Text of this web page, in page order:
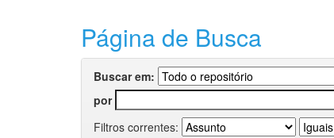
Página de Busca
Buscar em:
por
Filtros correntes: